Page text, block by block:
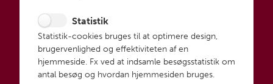
Statistik
Statistik-cookies bruges til at optimere design,
brugervenlighed og effektiviteten af en
hjemmeside. Fx ved at indsamle besøgsstatistik om
antal besøg og hvordan hjemmesiden bruges.